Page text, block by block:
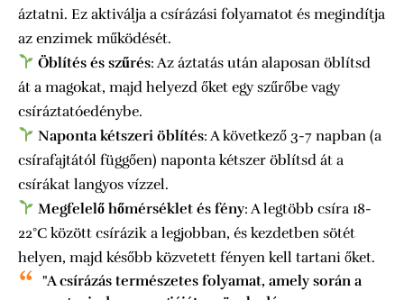
áztatni. Ez aktiválja a csírázási folyamatot és megindítja
az enzimek működését.
Öblítés és szűrés: Az áztatás után alaposan öblítsd
át a magokat, majd helyezd őket egy szűrőbe vagy
csíráztatóedénybe.
Naponta kétszeri öblítés: A következő 3-7 napban (a
csírafajtától függően) naponta kétszer öblítsd át a
csírákat langyos vízzel.
Megfelelő hőmérséklet és fény: A legtöbb csíra 18-
22°C között csírázik a legjobban, és kezdetben sötét
helyen, majd később közvetett fényen kell tartani őket.
"A csírázás természetes folyamat, amely során a